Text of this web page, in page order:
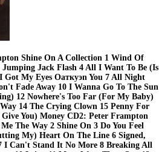
Shine On A Collection 1 Wind Of
Jack Flash 4 All I Want To Be (Is
Got My Eyes Oаткуэn You 7 All Night
Fade Away 10 I Wanna Go To The Sun
12 Nowhere's Too Far (For My Baby)
14 The Crying Clown 15 Penny For
You) Money CD2: Peter Frampton
The Way 2 Shine On 3 Do You Feel
My) Heart On The Line 6 Signed,
I Can't Stand It No More 8 Breaking All